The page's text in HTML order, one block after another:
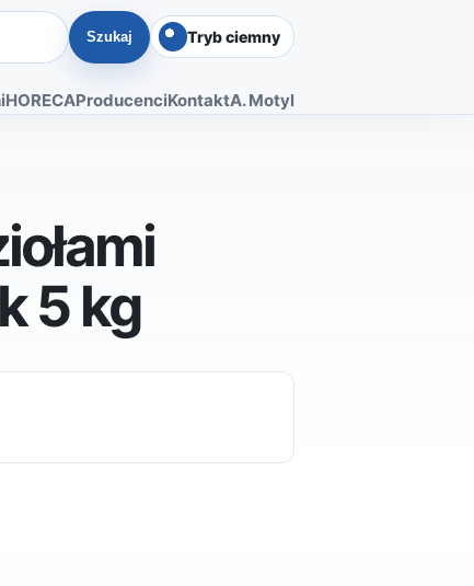
Szukaj Tryb ciemny
HORECAProducenciKontaktA. Motyl
5 kg